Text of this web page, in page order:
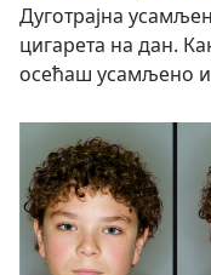
Дуготрајна
цигарета на дан.
осећаш усамљено